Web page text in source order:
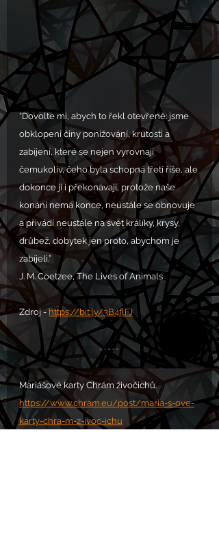
“Dovolte mi, abych to řekl otevřeně: jsme
obklopeni činy ponižování, krutosti a
zabíjení, které se nejen vyrovnají
čemukoliv, čeho byla schopná třetí říše, ale
dokonce ji i překonávají, protože naše
konání nemá konce, neustále se obnovuje
a přivádí neustále na svět králíky, krysy,
drůbež, dobytek jen proto, abychom je
zabíjeli.”
J. M. Coetzee, The Lives of Animals
Zdroj - https://bit.ly/3B4flFJ
Mariášové karty Chrám živočichů.
https://www.chram.eu/post/maria-s-ove-
karty-chra-m-z-ivoc-ichu